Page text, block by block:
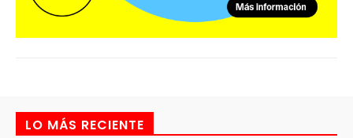
LO MÁS RECIENTE